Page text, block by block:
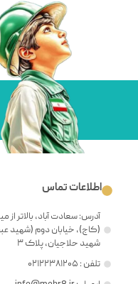
اطلاعات تماس
آدرس: سعادت آباد، بالاتر
(کاج)، خیابان دوم (شهید
شهید حلاجیان، پلاک ۳
تلفن : ۰۲۱۲۲۳۸۱۲۰۵